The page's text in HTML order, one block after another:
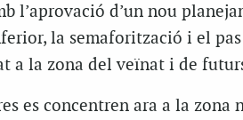
l’aprovació d’un nou
la semaforització i el
a la zona del veïnat i de
es concentren ara a la zona